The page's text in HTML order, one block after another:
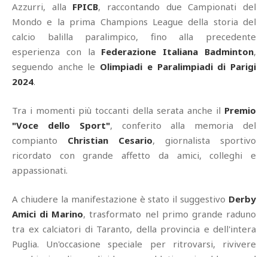
Azzurri, alla FPICB, raccontando due Campionati del
Mondo e la prima Champions League della storia del
calcio balilla paralimpico, fino alla precedente
esperienza con la Federazione Italiana Badminton,
seguendo anche le Olimpiadi e Paralimpiadi di Parigi
2024.
Tra i momenti più toccanti della serata anche il Premio
"Voce dello Sport", conferito alla memoria del
compianto Christian Cesario, giornalista sportivo
ricordato con grande affetto da amici, colleghi e
appassionati.
A chiudere la manifestazione è stato il suggestivo Derby
Amici di Marino, trasformato nel primo grande raduno
tra ex calciatori di Taranto, della provincia e dell'intera
Puglia. Un'occasione speciale per ritrovarsi, rivivere